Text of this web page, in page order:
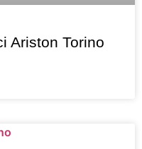
Ariston Torino